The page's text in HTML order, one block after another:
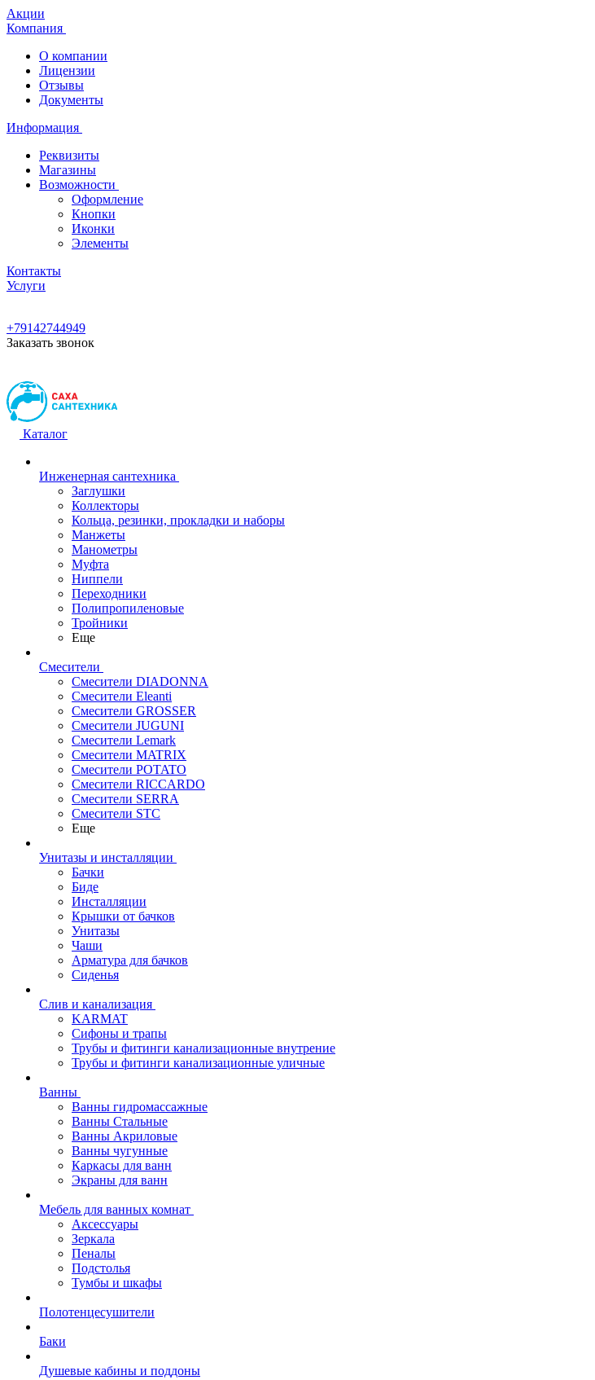
Акции
Компания
О компании
Лицензии
Отзывы
Документы
Информация
Реквизиты
Магазины
Возможности
Оформление
Кнопки
Иконки
Элементы
Контакты
Услуги
+79142744949
Заказать звонок
Каталог
Инженерная сантехника
Заглушки
Коллекторы
Кольца, резинки, прокладки и наборы
Манжеты
Манометры
Муфта
Ниппели
Переходники
Полипропиленовые
Тройники
Еще
Смесители
Смесители DIADONNA
Смесители Eleanti
Смесители GROSSER
Смесители JUGUNI
Смесители Lemark
Смесители MATRIX
Смесители POTATO
Смесители RICCARDO
Смесители SERRA
Смесители STC
Еще
Унитазы и инсталляции
Бачки
Биде
Инсталляции
Крышки от бачков
Унитазы
Чаши
Арматура для бачков
Сиденья
Слив и канализация
KARMAT
Сифоны и трапы
Трубы и фитинги канализационные внутрение
Трубы и фитинги канализационные уличные
Ванны
Ванны гидромассажные
Ванны Стальные
Ванны Акриловые
Ванны чугунные
Каркасы для ванн
Экраны для ванн
Мебель для ванных комнат
Аксессуары
Зеркала
Пеналы
Подстолья
Тумбы и шкафы
Полотенцесушители
Баки
Душевые кабины и поддоны